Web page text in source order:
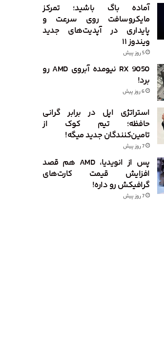
آماده باگ باشید؛ تمرکز
مایکروسافت روی سرعت و
پایداری در آپدیت‌های جدید
ویندوز ۱۱
5 روز پیش
RX 9050 نیومده آبروی AMD رو
برد!
6 روز پیش
استراتژی اپل در برابر گرانی
حافظه؛ تیم کوک از
تامین‌کنندگان جدید میگه!
7 روز پیش
پس از انویدیا، AMD هم قصد
افزایش قیمت کارت‌های
گرافیکش رو داره!
7 روز پیش